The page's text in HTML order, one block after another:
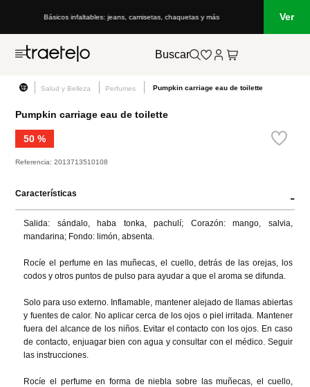
Básicos infaltables: jeans, camisetas, chaquetas y más Ver
Buscar
Salud y Belleza Perfumes Pumpkin carriage eau de toilette
Pumpkin carriage eau de toilette
50 %
Referencia:2013713510108
Características -
Salida: sándalo, haba tonka, pachulí; Corazón: mango, salvia,
mandarina; Fondo: limón, absenta.
Rocíe el perfume en las muñecas, el cuello, detrás de las orejas, los
codos y otros puntos de pulso para ayudar a que el aroma se difunda.
Solo para uso externo. Inflamable, mantener alejado de llamas abiertas
y fuentes de calor. No aplicar cerca de los ojos o piel irritada. Mantener
fuera del alcance de los niños. Evitar el contacto con los ojos. En caso
de contacto, enjuagar bien con agua y consultar con el médico. Seguir
las instrucciones.
Rocíe el perfume en forma de niebla sobre las muñecas, el cuello,